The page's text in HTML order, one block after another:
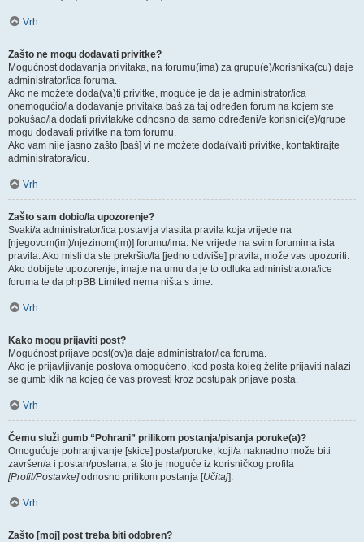
Vrh
Zašto ne mogu dodavati privitke?
Mogućnost dodavanja privitaka, na forumu(ima) za grupu(e)/korisnika(cu) daje
administrator/ica foruma.
Ako ne možete doda(va)ti privitke, moguće je da je administrator/ica
onemogućio/la dodavanje privitaka baš za taj određen forum na kojem ste
pokušao/la dodati privitak/ke odnosno da samo određeni/e korisnici(e)/grupe
mogu dodavati privitke na tom forumu.
Ako vam nije jasno zašto [baš] vi ne možete doda(va)ti privitke, kontaktirajte
administratora/icu.
Vrh
Zašto sam dobio/la upozorenje?
Svaki/a administrator/ica postavlja vlastita pravila koja vrijede na
[njegovom(im)/njezinom(im)] forumu/ima. Ne vrijede na svim forumima ista
pravila. Ako misli da ste prekršio/la [jedno od/više] pravila, može vas upozoriti.
Ako dobijete upozorenje, imajte na umu da je to odluka administratora/ice
foruma te da phpBB Limited nema ništa s time.
Vrh
Kako mogu prijaviti post?
Mogućnost prijave post(ov)a daje administrator/ica foruma.
Ako je prijavljivanje postova omogućeno, kod posta kojeg želite prijaviti nalazi
se gumb klik na kojeg će vas provesti kroz postupak prijave posta.
Vrh
Čemu služi gumb “Pohrani” prilikom postanja/pisanja poruke(a)?
Omogućuje pohranjivanje [skice] posta/poruke, koji/a naknadno može biti
završen/a i postan/poslana, a što je moguće iz korisničkog profila
[Profil/Postavke]odnosno prilikom postanja [Učitaj].
Vrh
Zašto [moj] post treba biti odobren?